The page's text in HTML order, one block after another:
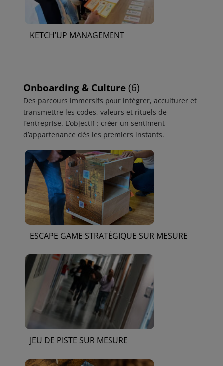
KETCH’UP MANAGEMENT
Onboarding & Culture(6)
Des parcours immersifs pour intégrer, acculturer et
transmettre les codes, valeurs et rituels de
l’entreprise. L’objectif : créer un sentiment
d’appartenance dès les premiers instants.
ESCAPE GAME STRATÉGIQUE SUR MESURE
JEU DE PISTE SUR MESURE